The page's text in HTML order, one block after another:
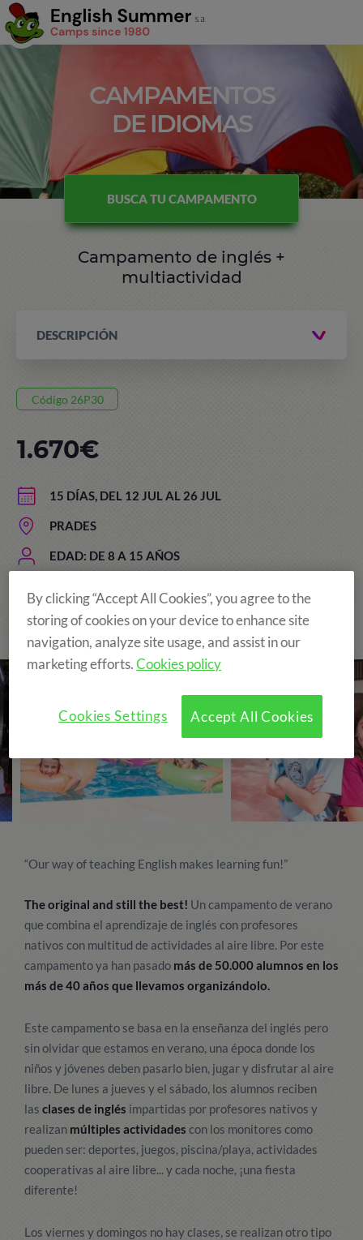
CAMPAMENTOS
DE IDIOMAS
BUSCA TU CAMPAMENTO
Campamento de inglés +
multiactividad
DESCRIPCIÓN
Código 26P30
15 DÍAS, DEL 12 JUL AL 26 JUL
PRADES
EDAD: DE 8 A 15 AÑOS
1.670€
The Original and still the Best!
“Our way of teaching English makes learning fun!”
The original and still the best! Un campamento de verano
que combina el aprendizaje de inglés con profesores
nativos con multitud de actividades al aire libre. Por este
campamento ya han pasado más de 50.000 alumnos en los
más de 40 años que llevamos organizándolo.
Este campamento se basa en la enseñanza del inglés pero
sin olvidar que estamos en verano, una época donde los
niños y jóvenes deben pasarlo bien, jugar y disfrutar al aire
libre. De lunes a jueves y el sábado, los alumnos reciben
las clases de inglés impartidas por profesores nativos y
realizan múltiples actividades con los monitores como
pueden ser: deportes, juegos, piscina/playa, actividades
cooperativas al aire libre... y cada noche, ¡una fiesta
diferente!
Los viernes y domingos no hay clases, se realizan otro tipo
By clicking “Accept All Cookies”, you agree to the
storing of cookies on your device to enhance site
navigation, analyze site usage, and assist in our
marketing efforts.Cookies policy
Accept All Cookies
Cookies Settings